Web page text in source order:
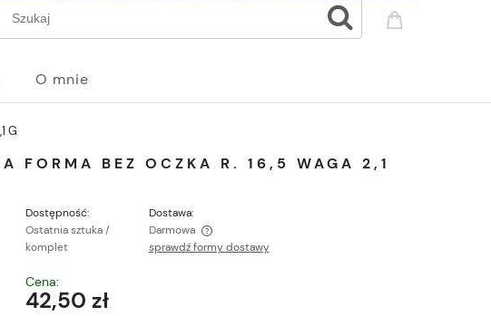
O mnie
G
FORMA BEZ OCZKA R. 16,5 WAGA 2,1
Dostępność:
Ostatnia sztuka /
komplet
Dostawa:
Darmowa
sprawdź formy dostawy
Cena:
42,50 zł